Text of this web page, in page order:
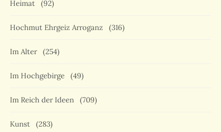
Heimat (92)
Hochmut Ehrgeiz Arroganz (316)
Im Alter (254)
Im Hochgebirge (49)
Im Reich der Ideen (709)
Kunst (283)